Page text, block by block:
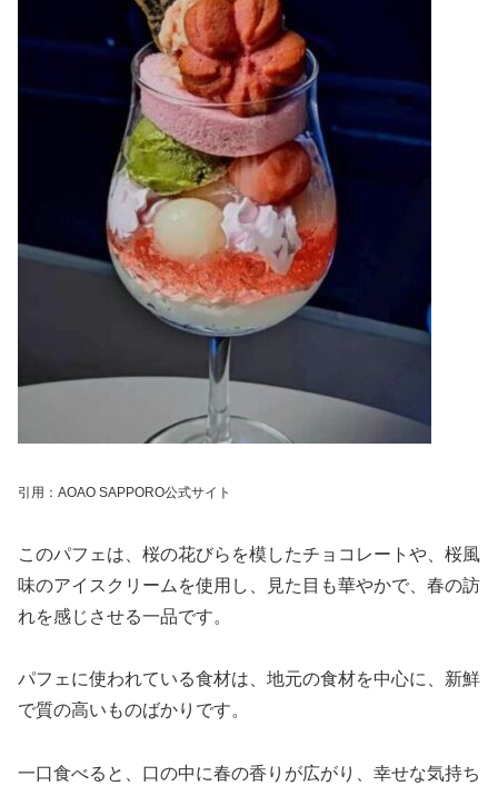
引用：AOAO SAPPORO公式サイト
このパフェは、桜の花びらを模したチョコレートや、桜風
味のアイスクリームを使用し、見た目も華やかで、春の訪
れを感じさせる一品です。
パフェに使われている食材は、地元の食材を中心に、新鮮
で質の高いものばかりです。
一口食べると、口の中に春の香りが広がり、幸せな気持ち